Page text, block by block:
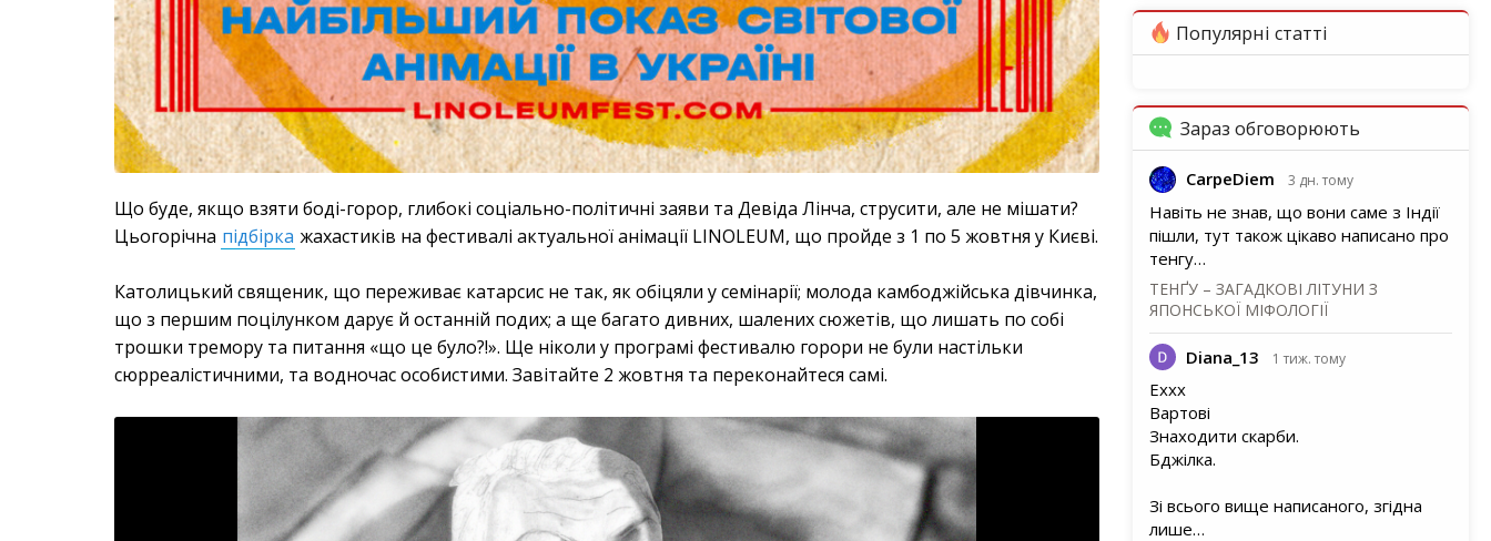
Що буде, якщо взяти боді-горор, глибокі соціально-політичні заяви та Девіда Лінча, струсити, але не мішати?
Цьогорічна підбірка жахастиків на фестивалі актуальної анімації LINOLEUM, що пройде з 1 по 5 жовтня у Києві.
Католицький священик, що переживає катарсис не так, як обіцяли у семінарії; молода камбоджійська дівчинка,
що з першим поцілунком дарує й останній подих; а ще багато дивних, шалених сюжетів, що лишать по собі
трошки тремору та питання «що це було?!». Ще ніколи у програмі фестивалю горори не були настільки
сюрреалістичними, та водночас особистими. Завітайте 2 жовтня та переконайтеся самі.
Популярні статті
Зараз обговорюють
CarpeDiem 3 дн. тому
Навіть не знав, що вони саме з Індії
пішли, тут також цікаво написано про
тенгу…
ТЕНҐУ – ЗАГАДКОВІ ЛІТУНИ З
ЯПОНСЬКОЇ МІФОЛОГІЇ
Diana_13 1 тиж. тому
Еххх
Вартові
Знаходити скарби.
Бджілка.
Зі всього вище написаного, згідна
лише…